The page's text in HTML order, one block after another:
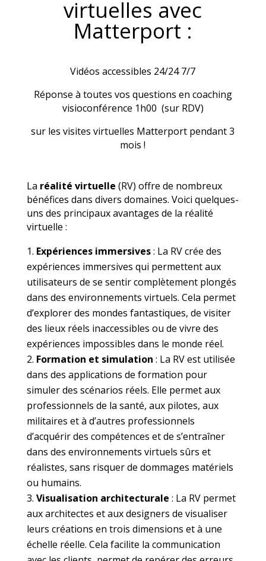
virtuelles avec
Matterport :
Vidéos accessibles 24/24 7/7
Réponse à toutes vos questions en coaching
visioconférence 1h00 (sur RDV)
sur les visites virtuelles Matterport pendant 3
mois !
La réalité virtuelle (RV) offre de nombreux
bénéfices dans divers domaines. Voici quelques-
uns des principaux avantages de la réalité
virtuelle :
Expériences immersives: La RV crée des
expériences immersives qui permettent aux
utilisateurs de se sentir complètement plongés
dans des environnements virtuels. Cela permet
d’explorer des mondes fantastiques, de visiter
des lieux réels inaccessibles ou de vivre des
expériences impossibles dans le monde réel.
Formation et simulation : La RV est utilisée
dans des applications de formation pour
simuler des scénarios réels. Elle permet aux
professionnels de la santé, aux pilotes, aux
militaires et à d’autres professionnels
d’acquérir des compétences et de s’entraîner
dans des environnements virtuels sûrs et
réalistes, sans risquer de dommages matériels
ou humains.
Visualisation architecturale : La RV permet
aux architectes et aux designers de visualiser
leurs créations en trois dimensions et à une
échelle réelle. Cela facilite la communication